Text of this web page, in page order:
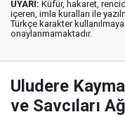
UYARI: Küfür, hakaret,
içeren, imla kuralları ile
Türkçe karakter
onaylanmamaktadır.
Uludere
ve Savcıları